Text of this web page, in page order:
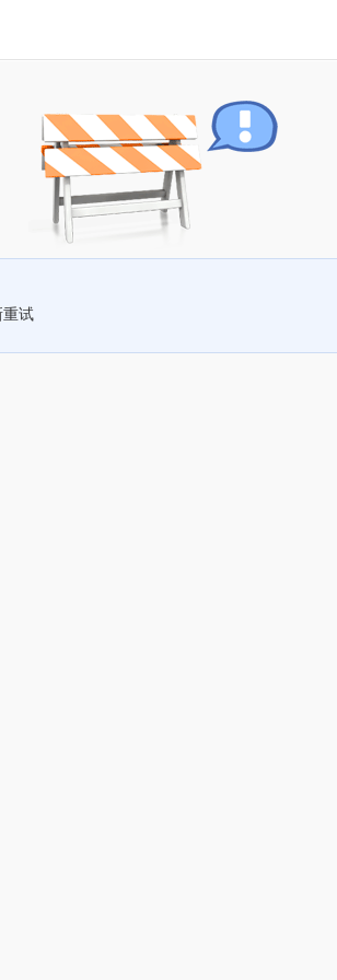
重试